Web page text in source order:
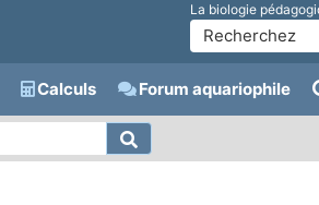
La biologie
Calculs Forum aquariophile